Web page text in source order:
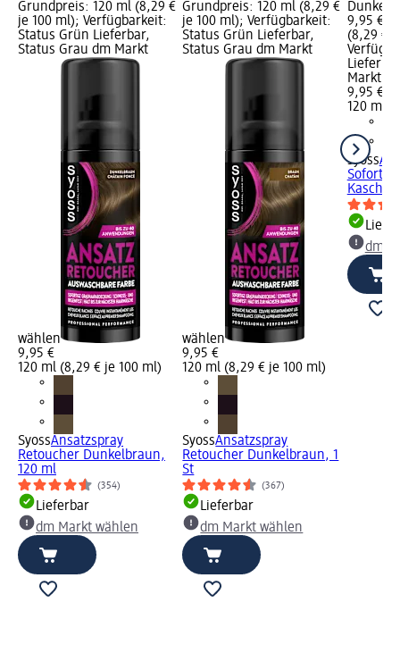
Grundpreis: 120 ml (8,29 €
je 100 ml); Verfügbarkeit:
Status Grün Lieferbar,
Status Grau dm Markt
wählen
9,95 €
120 ml (8,29 € je 100 ml)
SyossAnsatzspray
Retoucher Dunkelbraun,
120 ml
(354)
Lieferbar
dm Markt wählen
Grundpreis: 120 ml (8,29 €
je 100 ml); Verfügbarkeit:
Status Grün Lieferbar,
Status Grau dm Markt
wählen
9,95 €
120 ml (8,29 € je 100 ml)
SyossAnsatzspray
Retoucher Dunkelbraun, 1
St
(367)
Lieferbar
dm Markt wählen
9,95 €;
(8,29 €
Markt
9,95 €
120 ml
syoss
Sofort
dm